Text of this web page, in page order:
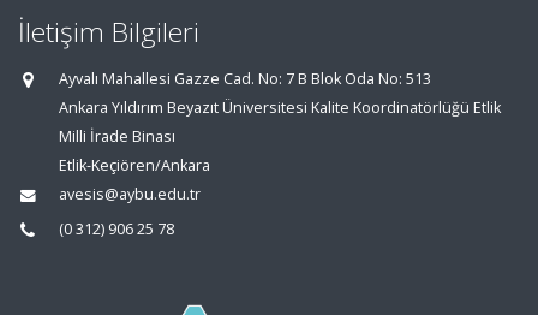
İletişim Bilgileri
Ayvalı Mahallesi Gazze Cad. No: 7 B Blok Oda No: 513
Ankara Yıldırım Beyazıt Üniversitesi Kalite Koordinatörlüğü Etlik
Milli İrade Binası
Etlik-Keçiören/Ankara
avesis@aybu.edu.tr
(0 312) 906 25 78